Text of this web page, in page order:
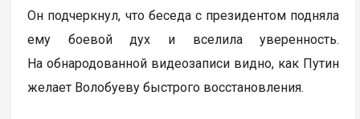
Он подчеркнул, что беседа с президентом подняла
ему боевой дух и вселила уверенность.
На обнародованной видеозаписи видно, как Путин
желает Волобуеву быстрого восстановления.